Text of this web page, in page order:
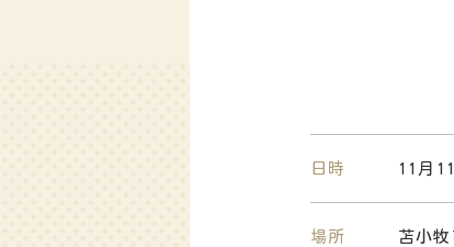
日時 11月
場所 苫小